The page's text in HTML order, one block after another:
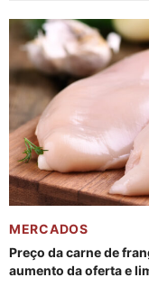
MERCADOS
Preço da carne de
aumento da oferta e